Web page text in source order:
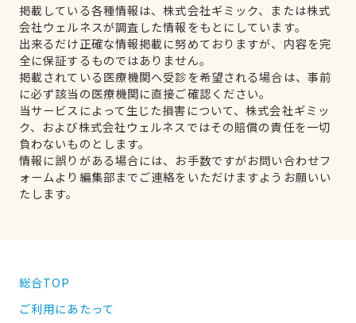
掲載している各種情報は、株式会社ギミック、または株式
会社ウェルネスが調査した情報をもとにしています。
出来るだけ正確な情報掲載に努めておりますが、内容を完
全に保証するものではありません。
掲載されている医療機関へ受診を希望される場合は、事前
に必ず該当の医療機関に直接ご確認ください。
当サービスによって生じた損害について、株式会社ギミッ
ク、および株式会社ウェルネスではその賠償の責任を一切
負わないものとします。
情報に誤りがある場合には、お手数ですがお問い合わせフ
ォームより編集部までご連絡をいただけますようお願いい
たします。
総合TOP
ご利用にあたって